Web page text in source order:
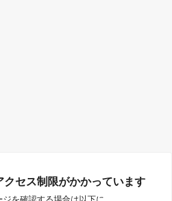
クセス制限がかかっています